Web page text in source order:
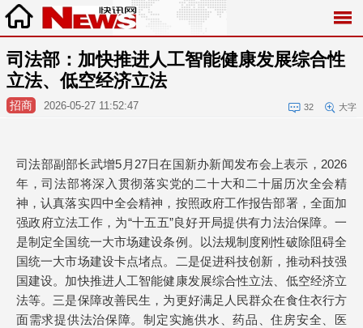
司法部：加快推进人工智能健康发展综合性
立法、低空经济立法
招商 2026-05-27 11:52:47 32 大字
司法部副部长武增5月27日在国新办新闻发布会上表示，2026
年，司法部将深入贯彻落实党的二十大和二十届历次全会精
神，认真落实四中全会精神，按照政府工作报告部署，全面加
强政府立法工作，为“十五五”良好开局提供有力法治保障。一
是制定全国统一大市场建设条例。以法规制度刚性破除阻碍全
国统一大市场建设卡点堵点。二是促进科技创新，推动科技强
国建设。加快推进人工智能健康发展综合性立法、低空经济立
法等。三是保障改善民生，为更好满足人民群众在食住衣行方
面需求提供法治保障。制定实施供水、药品、住房安全、医